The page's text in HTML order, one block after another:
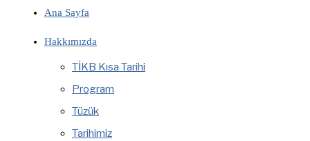
Ana Sayfa
Hakkımızda
TİKB Kısa Tarihi
Program
Tüzük
Tarihimiz